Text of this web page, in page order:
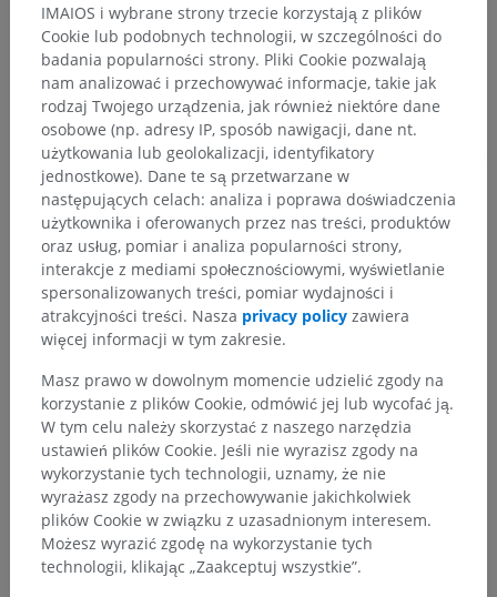
Powiązane struktury:Nie istnieją struktury powiązane
z tą częścią ciała
Tłumaczenia
Zauważyłeś błąd?
Zachęcamy do przesyłania sugestii poprawek,
tłumaczeń lub innych treści, które przełożą się na
lepszą jakość materiałów.
Zgłoś problem
POBIERZ APLIKACJĘ
IMAIOS i wybrane strony trzecie korzystają z plików
Cookie lub podobnych technologii, w szczególności do
badania popularności strony. Pliki Cookie pozwalają
nam analizować i przechowywać informacje, takie jak
rodzaj Twojego urządzenia, jak również niektóre dane
osobowe (np. adresy IP, sposób nawigacji, dane nt.
użytkowania lub geolokalizacji, identyfikatory
jednostkowe). Dane te są przetwarzane w
następujących celach: analiza i poprawa doświadczenia
użytkownika i oferowanych przez nas treści, produktów
oraz usług, pomiar i analiza popularności strony,
interakcje z mediami społecznościowymi, wyświetlanie
spersonalizowanych treści, pomiar wydajności i
atrakcyjności treści. Nasza privacy policy zawiera
więcej informacji w tym zakresie.
Masz prawo w dowolnym momencie udzielić zgody na
korzystanie z plików Cookie, odmówić jej lub wycofać ją.
W tym celu należy skorzystać z naszego narzędzia
ustawień plików Cookie. Jeśli nie wyrazisz zgody na
wykorzystanie tych technologii, uznamy, że nie
wyrażasz zgody na przechowywanie jakichkolwiek
plików Cookie w związku z uzasadnionym interesem.
Możesz wyrazić zgodę na wykorzystanie tych
technologii, klikając „Zaakceptuj wszystkie”.